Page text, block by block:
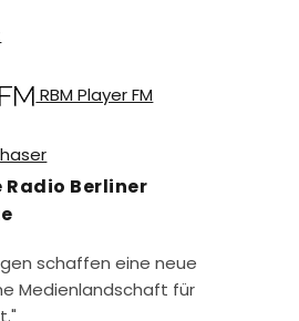
RBM Player FM
Berliner
schaffen eine neue
Medienlandschaft für